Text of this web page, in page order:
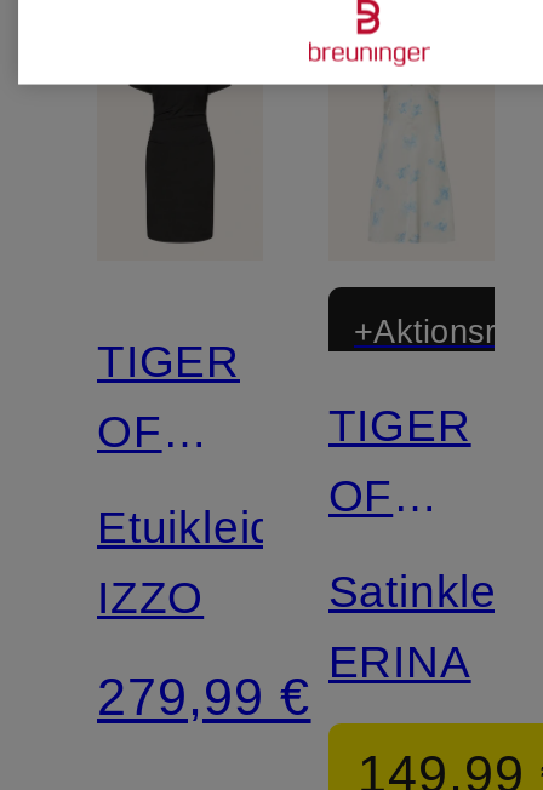
TIGER
OF
SWEDEN
Etuikleid
IZZO
279,99 €
TIGER
OF
SWEDEN
Satinkleid
ERINA
149,99